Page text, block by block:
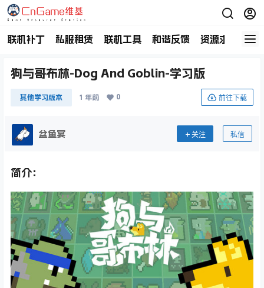
联机补丁 私服租赁 联机工具 和谐反馈 资源求助 商
狗与哥布林-Dog And Goblin-学习版
其他学习版本 1 年前 0 前往下载
盆鱼宴 关注 私信
简介：